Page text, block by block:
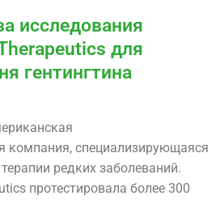
исследования
для
гентингтина
компания, специализирующаяся
редких заболеваний.
протестировала более 300